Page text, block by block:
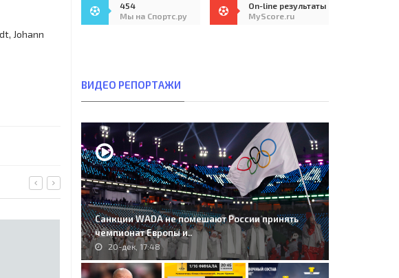
Johann
454
Мы на Спортс.ру
On-line результаты
MyScore.ru
ВИДЕО РЕПОРТАЖИ
Санкции WADA не помешают России принять
чемпионат Европы и..
20-дек, 17:48